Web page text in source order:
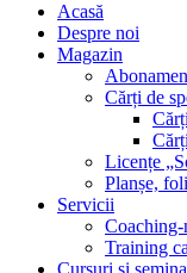
Acasă
Despre noi
Magazin
Cărți de
Licențe
Planșe,
Servicii
Training
Cursuri și